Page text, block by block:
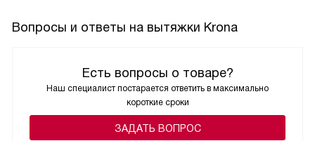
Вопросы и ответы на вытяжки Krona
Есть вопросы о товаре?
Наш специалист постарается ответить в максимально
короткие сроки
ЗАДАТЬ ВОПРОС